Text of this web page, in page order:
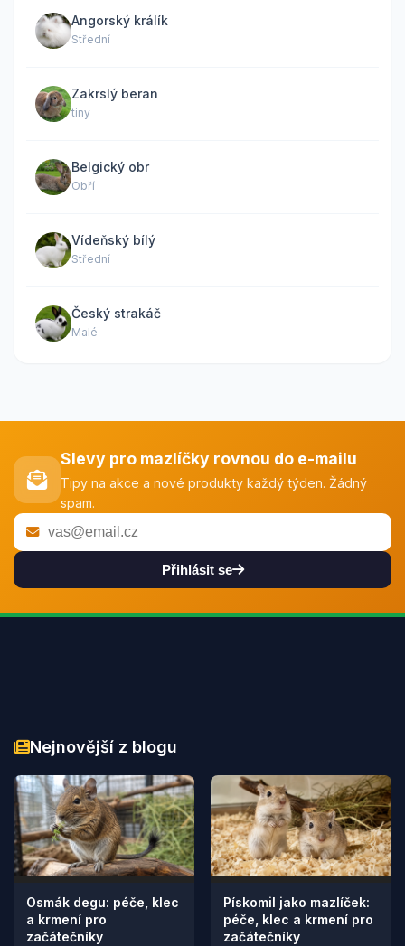
Angorský králík
Střední
Zakrslý beran
tiny
Belgický obr
Obří
Vídeňský bílý
Střední
Český strakáč
Malé
Slevy pro mazlíčky rovnou do e-mailu
Tipy na akce a nové produkty každý týden. Žádný
spam.
Přihlásit se
Nejnovější z blogu
Osmák degu: péče, klec
a krmení pro
začátečníky
Pískomil jako mazlíček:
péče, klec a krmení pro
začátečníky